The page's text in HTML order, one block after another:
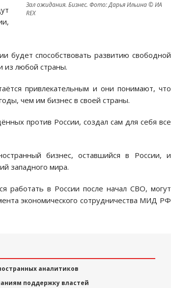
Зал ожидания. Бизнес. Фото: Дарья Ильина © ИА
REX
будет способствовать развитию свободной
из любой страны.
привлекательным и они понимают, что
чем им бизнес в своей страны.
против России, создал сам для себя все
бизнес, оставшийся в России, и
западного мира.
работать в России после начал СВО, могут
экономического сотрудничества МИД РФ
аналитиков
поддержку властей